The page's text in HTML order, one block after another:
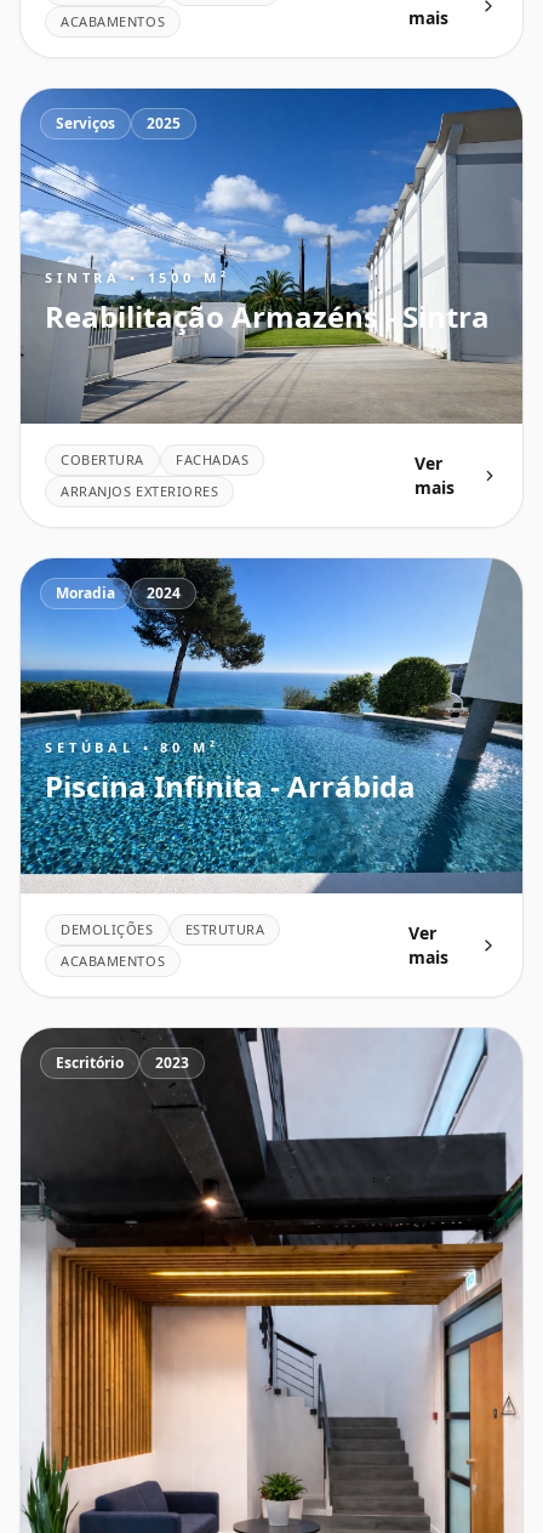
ACABAMENTOS
mais
Serviços 2025
SINTRA • 1500 M²
Reabilitação Armazéns - Sintra
COBERTURA
FACHADAS
ARRANJOS EXTERIORES
Ver
mais
Moradia 2024
SETÚBAL • 80 M²
Piscina Infinita - Arrábida
DEMOLIÇÕES
ESTRUTURA
ACABAMENTOS
Ver
mais
Escritório 2023